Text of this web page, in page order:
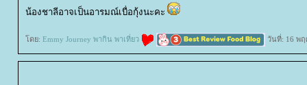
น้องชาลีอาจเป็นอารมณ์เบื่อกุ้งนะคะ
ดย: Emmy Journey พากิน พาเที่ยว วันที่: 16 พฤ